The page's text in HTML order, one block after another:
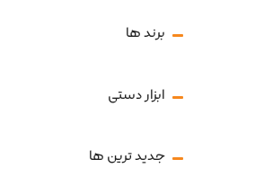
برند ها
ابزار دستی
جدید ترین ها